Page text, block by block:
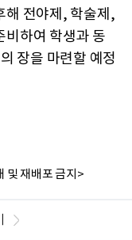
해 전야제, 학술제,
비하여 학생과 동
장을 마련할 예정
및 재배포 금지>